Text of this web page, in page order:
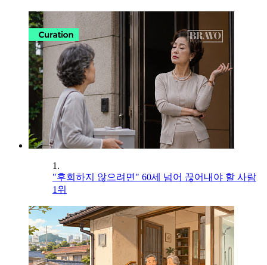
1.
"후회하지 않으려면" 60세 넘어 끊어내야 할 사람
1위